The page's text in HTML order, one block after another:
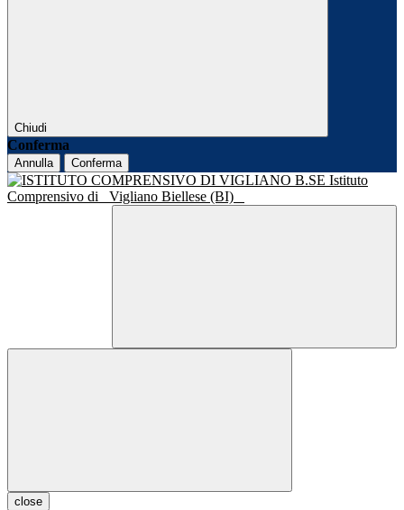
Chiudi
Conferma
Annulla Conferma
Istituto
Comprensivo di
Vigliano Biellese (BI)
close